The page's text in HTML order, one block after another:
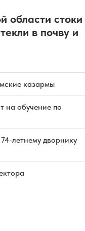
области стоки
в почву и
казармы
на обучение по
летнему дворнику